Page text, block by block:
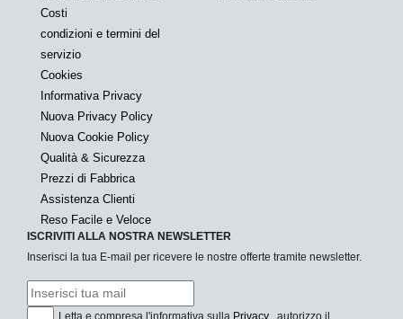
Costi
condizioni e termini del
servizio
Cookies
Informativa Privacy
Nuova Privacy Policy
Nuova Cookie Policy
Qualità & Sicurezza
Prezzi di Fabbrica
Assistenza Clienti
Reso Facile e Veloce
ISCRIVITI ALLA NOSTRA NEWSLETTER
Inserisci la tua E-mail per ricevere le nostre offerte tramite newsletter.
Letta e compresa l'informativa sulla Privacy , autorizzo il